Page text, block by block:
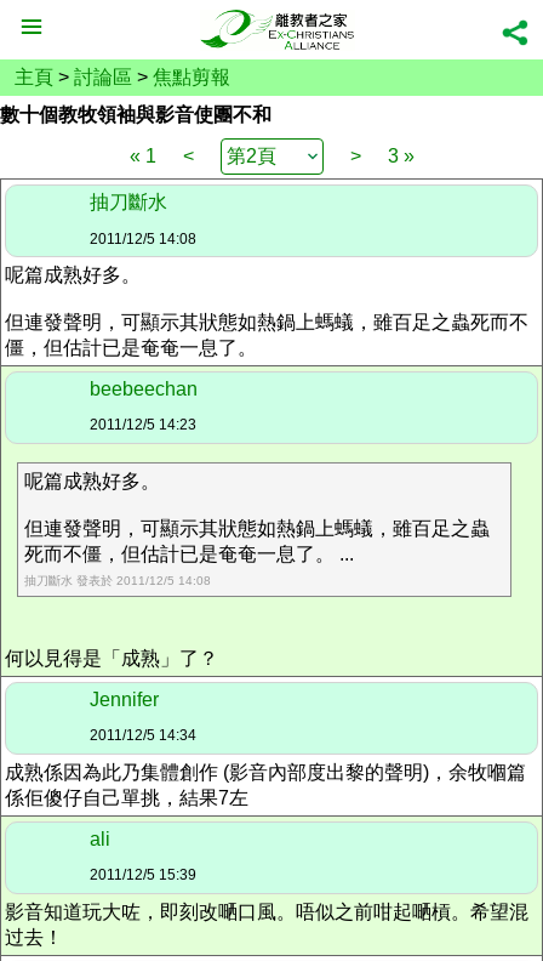
主頁 > 討論區 > 焦點剪報
數十個教牧領袖與影音使團不和
« 1
< > 3 »
抽刀斷水
2011/12/5 14:08
呢篇成熟好多。
但連發聲明，可顯示其狀態如熱鍋上螞蟻，雖百足之蟲死而不
僵，但估計已是奄奄一息了。
beebeechan
2011/12/5 14:23
呢篇成熟好多。
但連發聲明，可顯示其狀態如熱鍋上螞蟻，雖百足之蟲
死而不僵，但估計已是奄奄一息了。 ...
抽刀斷水 發表於 2011/12/5 14:08
何以見得是「成熟」了？
Jennifer
2011/12/5 14:34
成熟係因為此乃集體創作 (影音內部度出黎的聲明)，余牧嗰篇
係佢傻仔自己單挑，結果7左
ali
2011/12/5 15:39
影音知道玩大咗，即刻改嗮口風。唔似之前咁起嗮槓。希望混
过去！